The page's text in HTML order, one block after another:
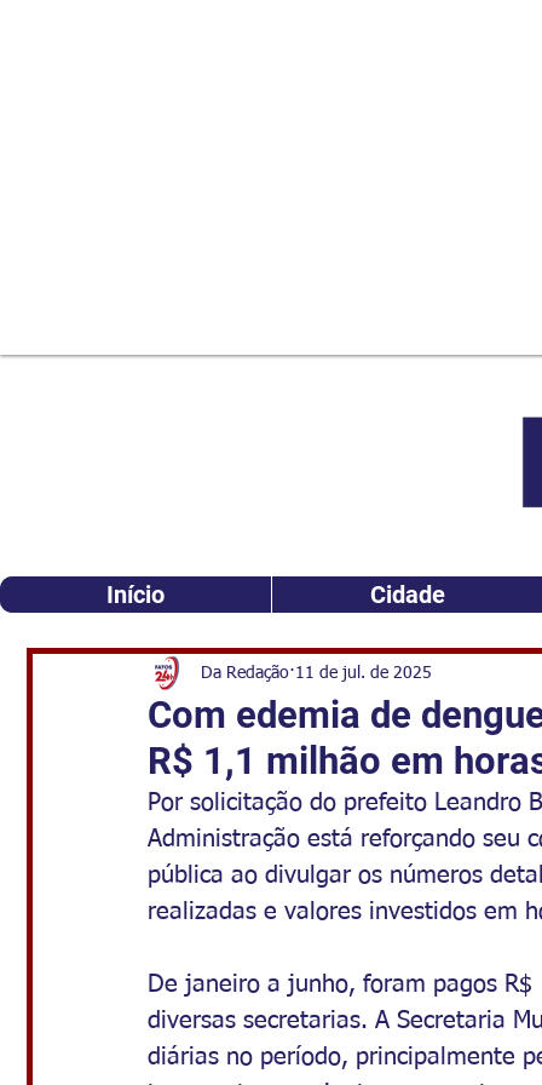
Início Cidade
Com edemia de
R$ 1,1 milhão em
Da Redação 11 de jul. de 2025
Por solicitação do prefeito Leandro
Administração está reforçando seu
pública ao divulgar os números
realizadas e valores investidos em
De janeiro a junho, foram pagos
diversas secretarias. A Secretaria
diárias no período, principalmente